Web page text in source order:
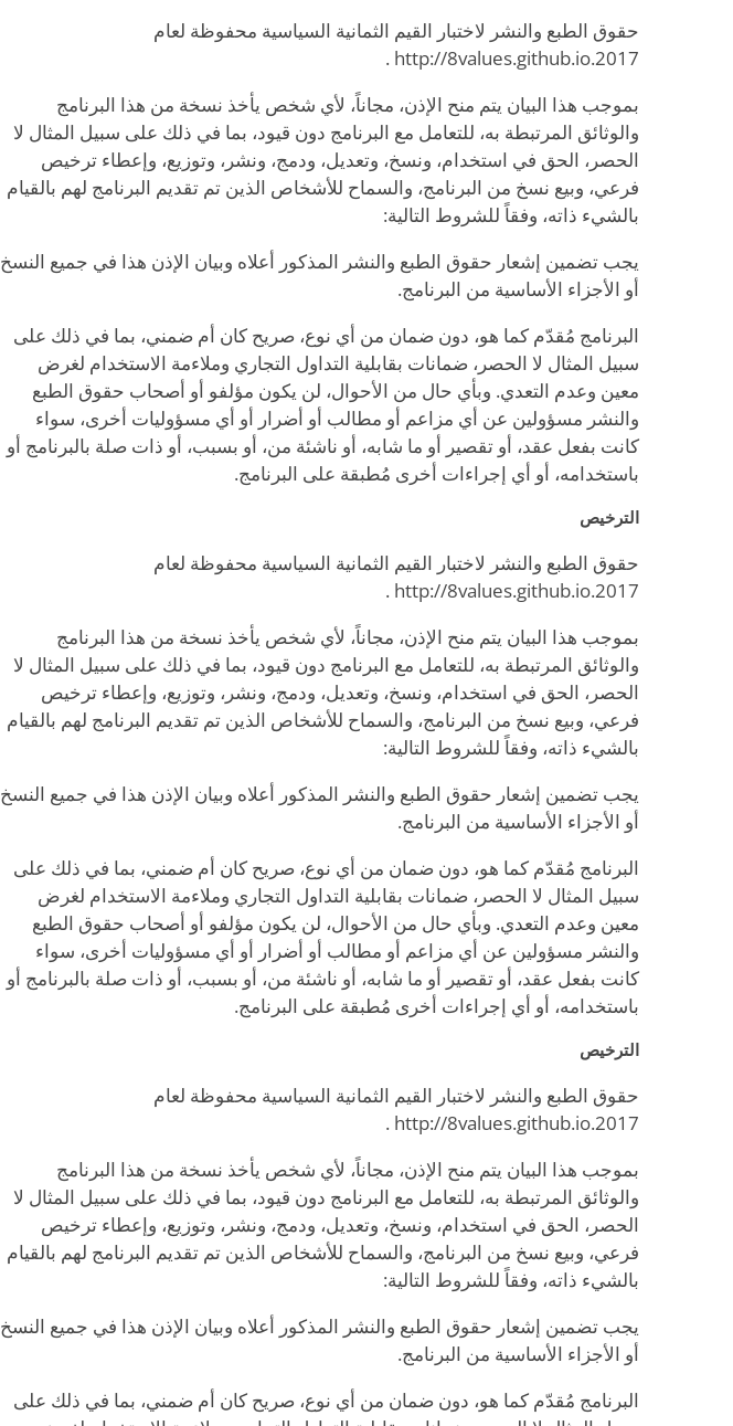
حقوق الطبع والنشر لاختبار القيم الثمانية السياسية محفوظة لعام
2017.http://8values.github.io .
بموجب هذا البيان يتم منح الإذن، مجاناً، لأي شخص يأخذ نسخة من هذا البرنامج
والوثائق المرتبطة به، للتعامل مع البرنامج دون قيود، بما في ذلك على سبيل المثال لا
الحصر، الحق في استخدام، ونسخ، وتعديل، ودمج، ونشر، وتوزيع، وإعطاء ترخيص
فرعي، وبيع نسخ من البرنامج، والسماح للأشخاص الذين تم تقديم البرنامج لهم بالقيام
بالشيء ذاته، وفقاً للشروط التالية:
يجب تضمين إشعار حقوق الطبع والنشر المذكور أعلاه وبيان الإذن هذا في جميع النسخ
أو الأجزاء الأساسية من البرنامج.
البرنامج مُقدّم كما هو، دون ضمان من أي نوع، صريح كان أم ضمني، بما في ذلك على
سبيل المثال لا الحصر، ضمانات بقابلية التداول التجاري وملاءمة الاستخدام لغرض
معين وعدم التعدي. وبأي حال من الأحوال، لن يكون مؤلفو أو أصحاب حقوق الطبع
والنشر مسؤولين عن أي مزاعم أو مطالب أو أضرار أو أي مسؤوليات أخرى، سواء
كانت بفعل عقد، أو تقصير أو ما شابه، أو ناشئة من، أو بسبب، أو ذات صلة بالبرنامج أو
باستخدامه، أو أي إجراءات أخرى مُطبقة على البرنامج.
الترخيص
حقوق الطبع والنشر لاختبار القيم الثمانية السياسية محفوظة لعام
2017.http://8values.github.io .
بموجب هذا البيان يتم منح الإذن، مجاناً، لأي شخص يأخذ نسخة من هذا البرنامج
والوثائق المرتبطة به، للتعامل مع البرنامج دون قيود، بما في ذلك على سبيل المثال لا
الحصر، الحق في استخدام، ونسخ، وتعديل، ودمج، ونشر، وتوزيع، وإعطاء ترخيص
فرعي، وبيع نسخ من البرنامج، والسماح للأشخاص الذين تم تقديم البرنامج لهم بالقيام
بالشيء ذاته، وفقاً للشروط التالية:
يجب تضمين إشعار حقوق الطبع والنشر المذكور أعلاه وبيان الإذن هذا في جميع النسخ
أو الأجزاء الأساسية من البرنامج.
البرنامج مُقدّم كما هو، دون ضمان من أي نوع، صريح كان أم ضمني، بما في ذلك على
سبيل المثال لا الحصر، ضمانات بقابلية التداول التجاري وملاءمة الاستخدام لغرض
معين وعدم التعدي. وبأي حال من الأحوال، لن يكون مؤلفو أو أصحاب حقوق الطبع
والنشر مسؤولين عن أي مزاعم أو مطالب أو أضرار أو أي مسؤوليات أخرى، سواء
كانت بفعل عقد، أو تقصير أو ما شابه، أو ناشئة من، أو بسبب، أو ذات صلة بالبرنامج أو
باستخدامه، أو أي إجراءات أخرى مُطبقة على البرنامج.
الترخيص
حقوق الطبع والنشر لاختبار القيم الثمانية السياسية محفوظة لعام
2017.http://8values.github.io .
بموجب هذا البيان يتم منح الإذن، مجاناً، لأي شخص يأخذ نسخة من هذا البرنامج
والوثائق المرتبطة به، للتعامل مع البرنامج دون قيود، بما في ذلك على سبيل المثال لا
الحصر، الحق في استخدام، ونسخ، وتعديل، ودمج، ونشر، وتوزيع، وإعطاء ترخيص
فرعي، وبيع نسخ من البرنامج، والسماح للأشخاص الذين تم تقديم البرنامج لهم بالقيام
بالشيء ذاته، وفقاً للشروط التالية:
يجب تضمين إشعار حقوق الطبع والنشر المذكور أعلاه وبيان الإذن هذا في جميع النسخ
أو الأجزاء الأساسية من البرنامج.
البرنامج مُقدّم كما هو، دون ضمان من أي نوع، صريح كان أم ضمني، بما في ذلك على